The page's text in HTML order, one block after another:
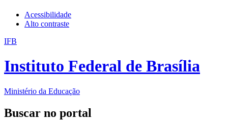
Acessibilidade
Alto contraste
IFB
Instituto Federal de Brasília
Ministério da Educação
Buscar no portal